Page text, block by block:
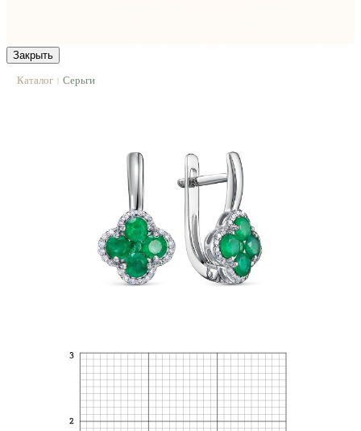
Закрыть
Каталог | Серьги